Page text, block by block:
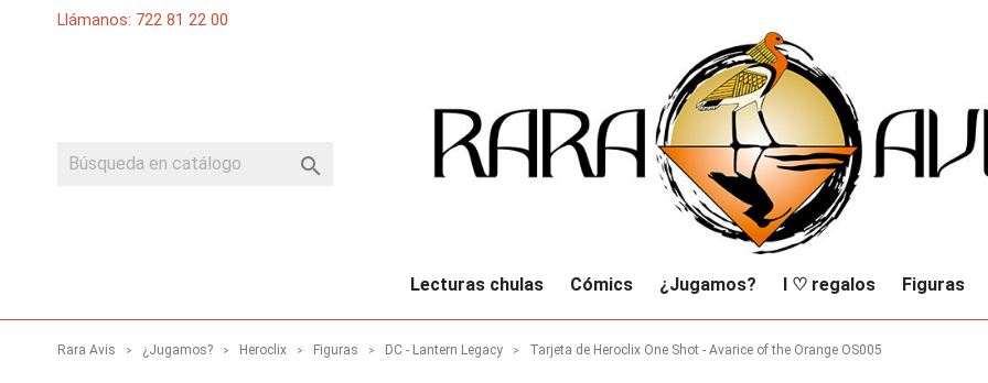
Llámanos: 722 81 22 00

Lecturas chulas Cómics ¿Jugamos? I ♡ regalos Figuras
Rara Avis ¿Jugamos? Heroclix Figuras DC - Lantern Legacy Tarjeta de Heroclix One Shot - Avarice of the Orange OS005